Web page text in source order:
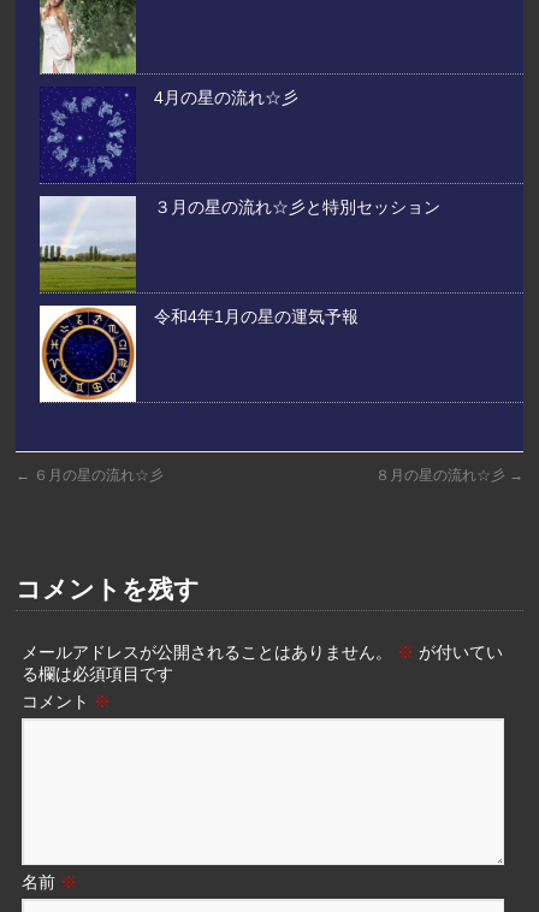
4月の星の流れ☆彡
３月の星の流れ☆彡と特別セッション
令和4年1月の星の運気予報
← ６月の星の流れ☆彡 ８月の星の流れ☆彡 →
コメントを残す
メールアドレスが公開されることはありません。 ※ が付いてい
る欄は必須項目です
コメント ※
名前 ※